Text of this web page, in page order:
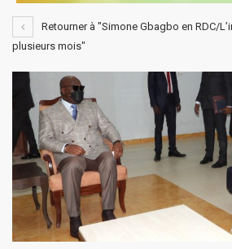
Retourner à "Simone Gbagbo en RDC/
plusieurs mois"